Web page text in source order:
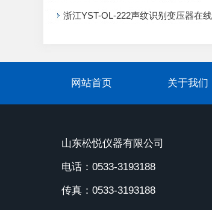
浙江YST-OL-222声纹识别变压器在线
网站首页 关于我们
山东松悦仪器有限公司
电话：0533-3193188
传真：0533-3193188